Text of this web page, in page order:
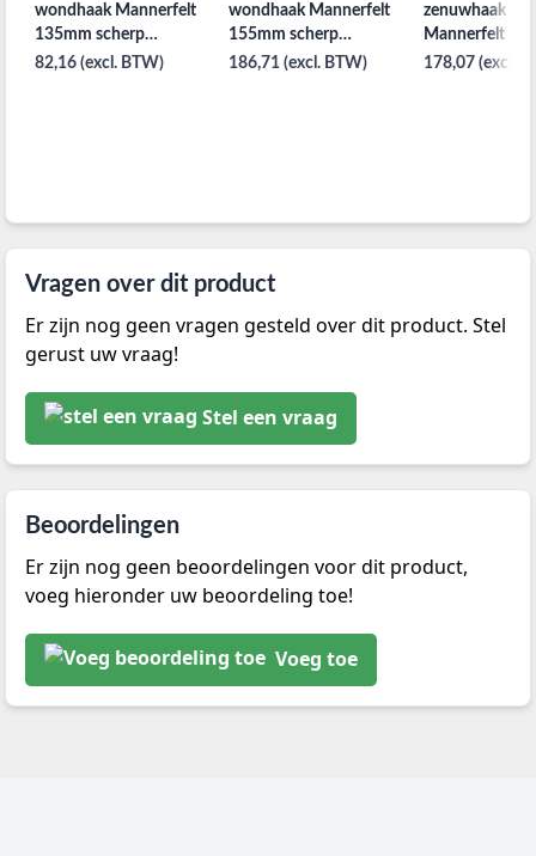
wondhaak Mannerfelt
135mm scherp
driehoekige greep
82,16 (excl. BTW)
wondhaak Mannerfelt
155mm scherp
driehoekige greep
186,71 (excl. BTW)
zenuwhaak
Mannerfelt
stomp
178,07 (excl.
Vragen over dit product
Er zijn nog geen vragen gesteld over dit product. Stel
gerust uw vraag!
Stel een vraag
Beoordelingen
Er zijn nog geen beoordelingen voor dit product,
voeg hieronder uw beoordeling toe!
Voeg toe